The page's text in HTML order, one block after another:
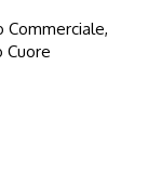
Cuore